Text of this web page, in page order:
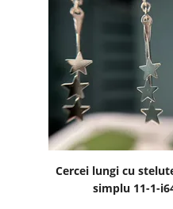
Cercei lungi cu
simplu 11-1-